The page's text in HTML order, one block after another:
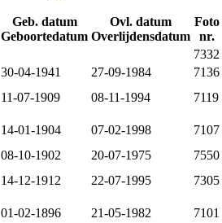
Geb. datum
Geboortedatum
Ovl. datum
Overlijdensdatum
Foto
nr.
7332
30-04-1941 27-09-1984
7136
11-07-1909 08-11-1994
7119
14-01-1904 07-02-1998
7107
08-10-1902 20-07-1975
7550
14-12-1912 22-07-1995
7305
01-02-1896 21-05-1982
7101